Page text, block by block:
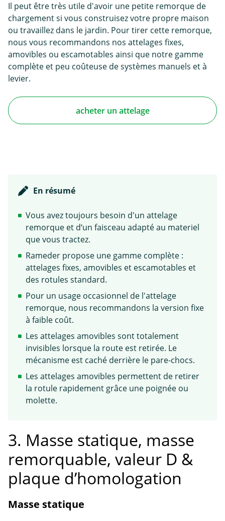
Il peut être très utile d'avoir une petite remorque de
chargement si vous construisez votre propre maison
ou travaillez dans le jardin. Pour tirer cette remorque,
nous vous recommandons nos attelages fixes,
amovibles ou escamotables ainsi que notre gamme
complète et peu coûteuse de systèmes manuels et à
levier.
acheter un attelage
En résumé
Vous avez toujours besoin d'un attelage
remorque et d‘un faisceau adapté au materiel
que vous tractez.
Rameder propose une gamme complète :
attelages fixes, amovibles et escamotables et
des rotules standard.
Pour un usage occasionnel de l'attelage
remorque, nous recommandons la version fixe
à faible coût.
Les attelages amovibles sont totalement
invisibles lorsque la route est retirée. Le
mécanisme est caché derrière le pare-chocs.
Les attelages amovibles permettent de retirer
la rotule rapidement grâce une poignée ou
molette.
3. Masse statique, masse
remorquable, valeur D &
plaque d’homologation
Masse statique